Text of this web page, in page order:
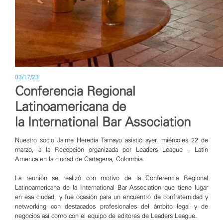
03/17/23
Conferencia Regional
Latinoamericana de
la International Bar Association
Nuestro socio Jaime Heredia Tamayo asistió ayer, miércoles 22 de
marzo, a la Recepción organizada por Leaders League – Latin
America en la ciudad de Cartagena, Colombia.
La reunión se realizó con motivo de la Conferencia Regional
Latinoamericana de la
International Bar Association que tiene lugar
en esa ciudad, y fue ocasión para un encuentro de confraternidad y
networking con destacados profesionales del ámbito legal y de
negocios así como con el equipo de editores de Leaders League.